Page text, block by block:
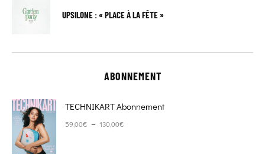
UPSILONE : « PLACE À LA FÊTE »
ABONNEMENT
TECHNIKART Abonnement
59,00€ – 130,00€